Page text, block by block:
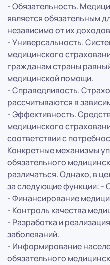
- Обязательность.
является обязательным
независимо от их
- Универсальность.
медицинского
гражданам страны
медицинской помощи.
- Справедливость.
рассчитываются в
- Эффективность.
медицинского
соответствии с
Конкретные механизмы
обязательного
различаться. Однако, в
за следующие функции: -
- Финансирование
- Контроль качества
- Разработка и
заболеваний.
- Информирование
обязательного